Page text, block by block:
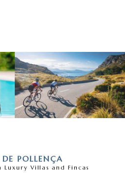
POLLENÇA
Luxury Villas and Fincas